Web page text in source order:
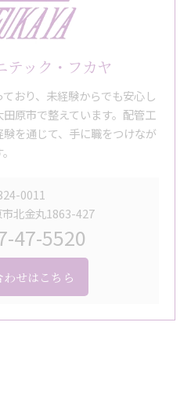
テック・フカヤ
おり、未経験からでも安心し
原市で整えています。配管工
を通じて、手に職をつけなが
0011
北金丸1863-427
47-5520
わせはこちら